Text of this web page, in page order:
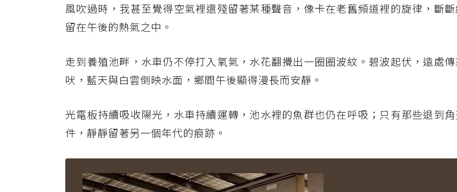
風吹過時，我甚至覺得空氣裡還殘留著某種聲音，像卡在老舊頻道裡的旋律，斷
留在午後的熱氣之中。
走到養殖池畔，水車仍不停打入氧氣，水花翻攪出一圈圈波紋。碧波起伏，遠處
吠，藍天與白雲倒映水面，鄉間午後顯得漫長而安靜。
光電板持續吸收陽光，水車持續運轉，池水裡的魚群也仍在呼吸；只有那些退到
件，靜靜留著另一個年代的痕跡。